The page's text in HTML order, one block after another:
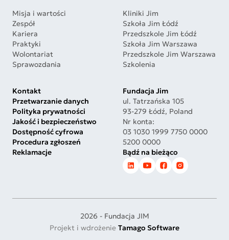
Misja i wartości
Zespół
Kariera
Praktyki
Wolontariat
Sprawozdania
Kliniki Jim
Szkoła Jim Łódź
Przedszkole Jim Łódź
Szkoła Jim Warszawa
Przedszkole Jim Warszawa
Szkolenia
Kontakt
Przetwarzanie danych
Polityka prywatności
Jakość i bezpieczeństwo
Dostępność cyfrowa
Procedura zgłoszeń
Reklamacje
Fundacja Jim
ul. Tatrzańska 105
93-279 Łódź, Poland
Nr konta:
03 1030 1999 7750 0000
5200 0000
Bądź na bieżąco
2026 - Fundacja JIM
Projekt i wdrożenie Tamago Software